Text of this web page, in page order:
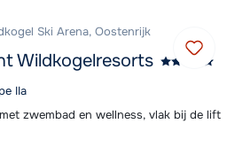
Ski Arena, Oostenrijk
Wildkogelresorts
IIa
zwembad en wellness, vlak bij de lift